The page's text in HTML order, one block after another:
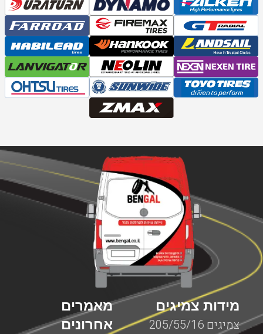
מאמרים
אחרונים
מידות צמיגים
צמיגים 205/55/16